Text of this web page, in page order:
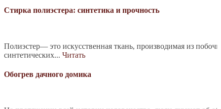
Стирка полиэстера: синтетика и прочность
Полиэстер— это искусственная ткань, производимая из
синтетических... Читать
Обогрев дачного домика